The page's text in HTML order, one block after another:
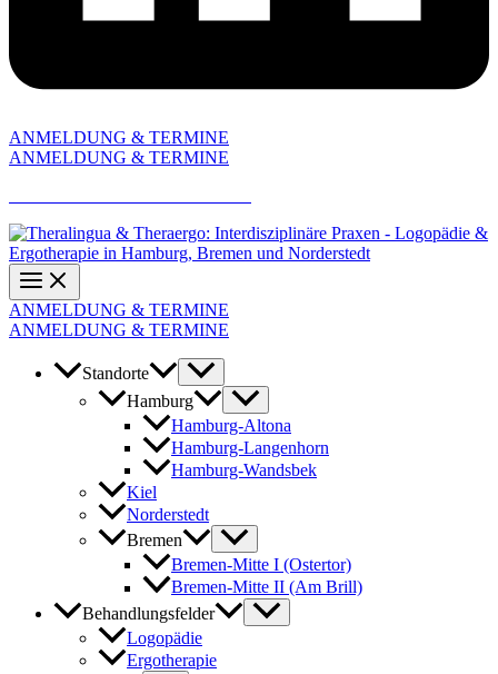
ANMELDUNG & TERMINE
ANMELDUNG & TERMINE
ANMELDUNG & TERMINE
ANMELDUNG & TERMINE
Standorte
Hamburg
Hamburg-Altona
Hamburg-Langenhorn
Hamburg-Wandsbek
Kiel
Norderstedt
Bremen
Bremen-Mitte I (Ostertor)
Bremen-Mitte II (Am Brill)
Behandlungsfelder
Logopädie
Ergotherapie